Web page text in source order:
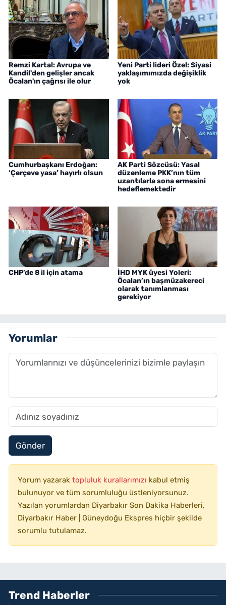
Remzi Kartal: Avrupa ve
Kandil'den gelişler ancak
Öcalan'ın çağrısı ile olur
Yeni Parti lideri Özel: Siyasi
yaklaşımımızda değişiklik
yok
Cumhurbaşkanı Erdoğan:
‘Çerçeve yasa’ hayırlı olsun
AK Parti Sözcüsü: Yasal
düzenleme PKK’nın tüm
uzantılarla sona ermesini
hedeflemektedir
CHP’de 8 il için atama
İHD MYK üyesi Yoleri:
Öcalan’ın başmüzakereci
olarak tanımlanması
gerekiyor
Yorumlar
Gönder
Yorum yazarak topluluk kurallarımızı kabul etmiş
bulunuyor ve tüm sorumluluğu üstleniyorsunuz.
Yazılan yorumlardan Diyarbakır Son Dakika Haberleri,
Diyarbakır Haber | Güneydoğu Ekspres hiçbir şekilde
sorumlu tutulamaz.
Trend Haberler